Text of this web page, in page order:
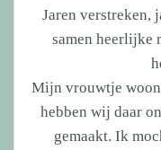
Jaren verstreken,
samen heerlijke
Mijn vrouwtje
hebben wij daar
gemaakt. Ik